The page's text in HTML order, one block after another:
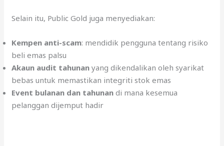
Selain itu, Public Gold juga menyediakan:
Kempen anti-scam: mendidik pengguna tentang risiko
beli emas palsu
Akaun audit tahunan yang dikendalikan oleh syarikat
bebas untuk memastikan integriti stok emas
Event bulanan dan tahunan di mana kesemua
pelanggan dijemput hadir